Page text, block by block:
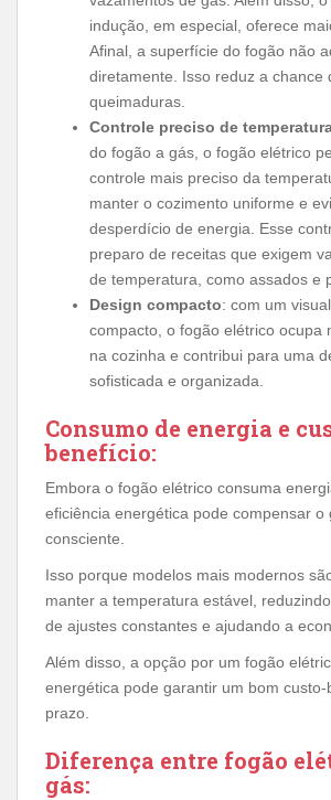
indução, em especial, oferece
Afinal, a superfície do fogão não
diretamente. Isso reduz a chance
queimaduras.
Controle preciso de
do fogão a gás, o fogão elétrico
controle mais preciso da
manter o cozimento uniforme e
desperdício de energia. Esse
preparo de receitas que exigem
de temperatura, como assados e
Design compacto: com um
compacto, o fogão elétrico ocupa
na cozinha e contribui para uma
sofisticada e organizada.
Consumo de energia e
benefício:
Embora o fogão elétrico consuma
eficiência energética pode compensar o
consciente.
Isso porque modelos mais modernos
manter a temperatura estável,
de ajustes constantes e ajudando a
Além disso, a opção por um fogão
energética pode garantir um bom
prazo.
Diferença entre fogão
gás: